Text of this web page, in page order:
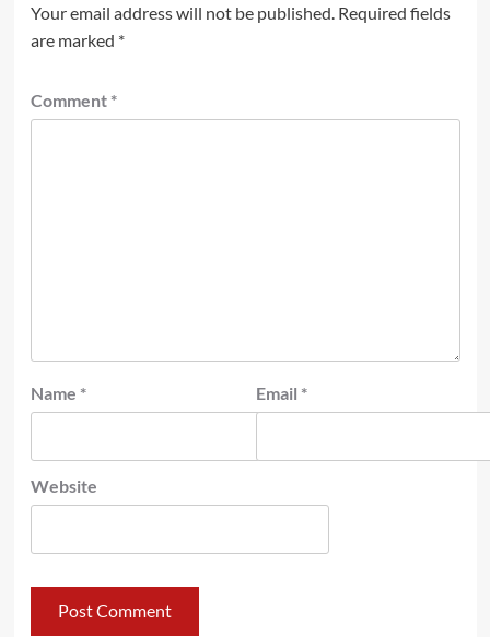
Your email address will not be published. Required fields
are marked *
Comment *
Name * Email *
Website